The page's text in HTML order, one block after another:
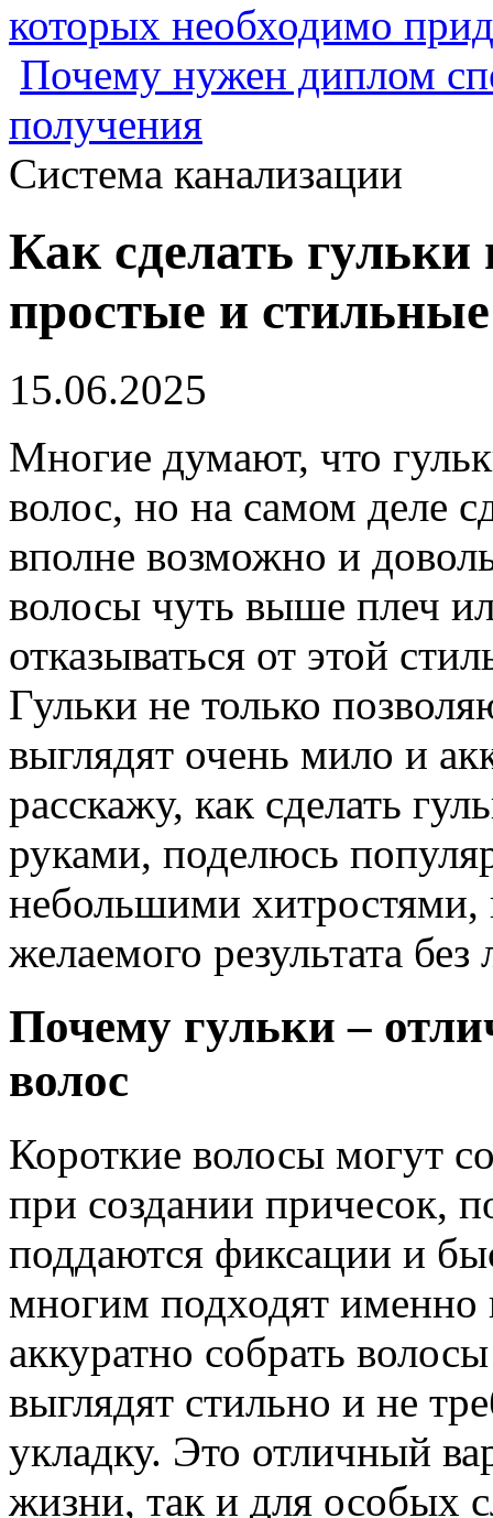
которых необходимо
Почему нужен диплом
получения
Система канализации
Как сделать
простые и
15.06.2025
Многие думают, что
волос, но на самом деле
вполне возможно и
волосы чуть выше плеч
отказываться от этой
Гульки не только
выглядят очень мило и
расскажу, как сделать
руками, поделюсь
небольшими хитростями,
желаемого результата
Почему гульки –
волос
Короткие волосы могут
при создании причесок,
поддаются фиксации и
многим подходят именно
аккуратно собрать
выглядят стильно и не
укладку. Это отличный
жизни, так и для особых